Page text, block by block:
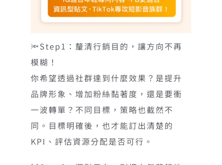
🔦Step1：釐清行銷目的，讓方向不再
模糊！
你希望透過社群達到什麼效果？是提升
品牌形象、增加粉絲黏著度，還是要衝
一波轉單？不同目標，策略也截然不
同。目標明確後，也才能訂出清楚的
KPI、評估資源分配是否可行。